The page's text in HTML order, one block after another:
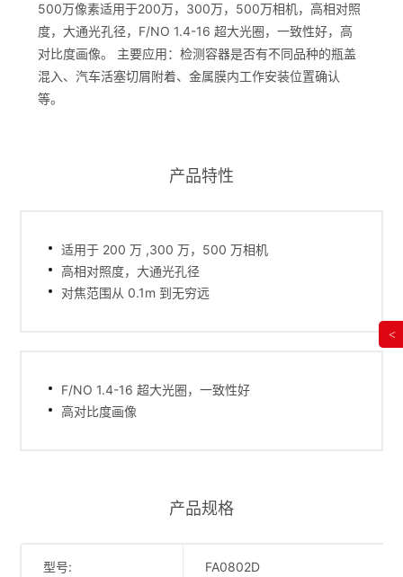
500万像素适用于200万，300万，500万相机，高相对照
度，大通光孔径，F/NO 1.4-16 超大光圈，一致性好，高
对比度画像。 主要应用：检测容器是否有不同品种的瓶盖
混入、汽车活塞切屑附着、金属膜内工作安装位置确认
等。
产品特性
适用于 200 万 ,300 万，500 万相机
高相对照度，大通光孔径
对焦范围从 0.1m 到无穷远
F/NO 1.4-16 超大光圈，一致性好
高对比度画像
产品规格
型号: FA0802D
<